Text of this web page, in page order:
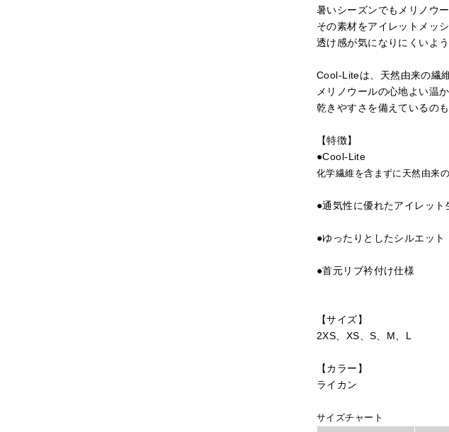
暑いシーズンでもメリノウ
その素材をアイレットメッ
透け感が気になりにくいよ
Cool-Liteは、天然由来の繊
メリノウールの心地よい温
乾きやすさを備えているのも
【特徴】
●Cool-Lite
化学繊維を含まずに天然由来
●通気性に優れたアイレット
●ゆったりとしたシルエット
●首元リブ衿付け仕様
【サイズ】
2XS、XS、S、M、L
【カラー】
ライカン
サイズチャート